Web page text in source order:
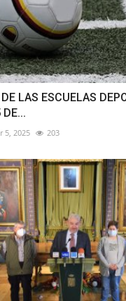
LAS ESCUELAS
DE...
5, 2025 203